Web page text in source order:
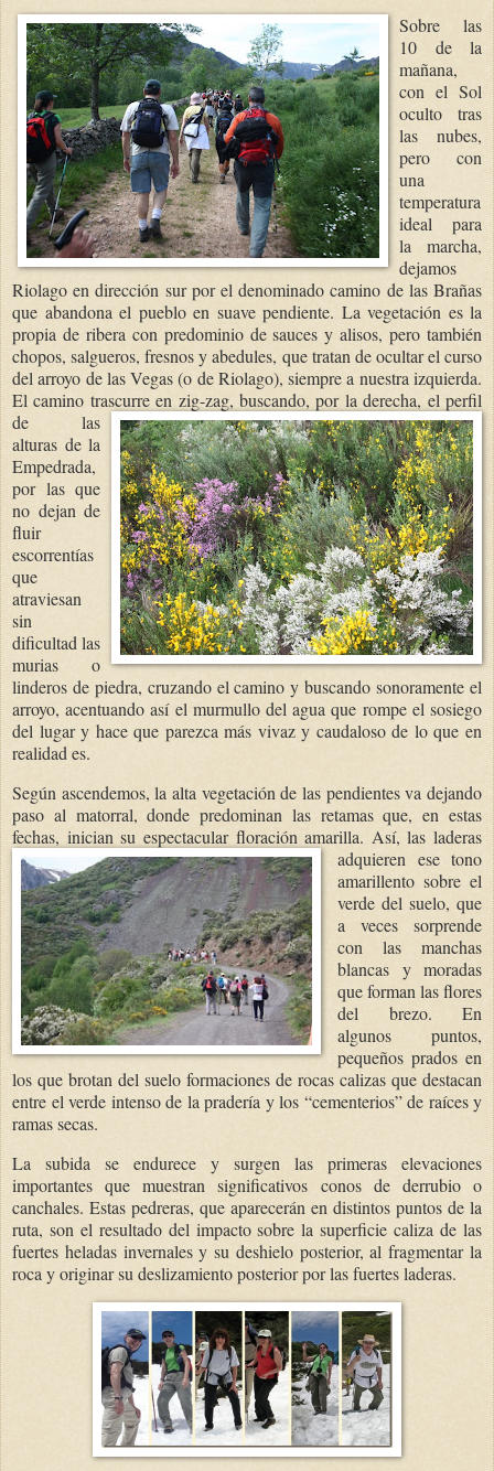
Sobre las
10 de la
mañana,
con el Sol
oculto tras
las nubes,
pero con
una
temperatura
ideal para
la marcha,
dejamos
Riolago en dirección sur por el denominado camino de las Brañas
que abandona el pueblo en suave pendiente. La vegetación es la
propia de ribera con predominio de sauces y alisos, pero también
chopos, salgueros, fresnos y abedules, que tratan de ocultar el curso
del arroyo de las Vegas (o de Riolago), siempre a nuestra izquierda.
El camino trascurre en zig-zag, buscando, porla derecha, el perfil
de las
alturas de la
Empedrada,
por las que
no dejan de
fluir
escorrentías
que
atraviesan
sin
dificultad las
murias o
linderos de piedra, cruzando el camino y buscando sonoramente el
arroyo, acentuando así el murmullo del agua que rompe el sosiego
del lugar y hace que parezca más vivaz y caudaloso de lo que en
realidad es.
Según ascendemos, la alta vegetación de las pendientes va dejando
paso al matorral, donde predominan las retamas que, en estas
fechas, inician su espectacular floración amarilla. Así, las laderas
adquieren ese tono
amarillento sobre el
verde del suelo, que
a veces sorprende
con las manchas
blancas y moradas
que forman las flores
del brezo. En
algunos puntos,
pequeños prados en
los que brotan del suelo formaciones de rocas calizas que destacan
entre el verde intenso de la pradería y los “cementerios” de raíces y
ramas secas.
La subida se endurece y surgen las primeras elevaciones
importantes que muestran significativos conos de derrubio o
canchales. Estas pedreras, que aparecerán en distintos puntos de la
ruta, son el resultado del impacto sobre la superficie caliza de las
fuertes heladas invernales y su deshielo posterior, al fragmentar la
roca y originar su deslizamiento posterior por las fuertes laderas.